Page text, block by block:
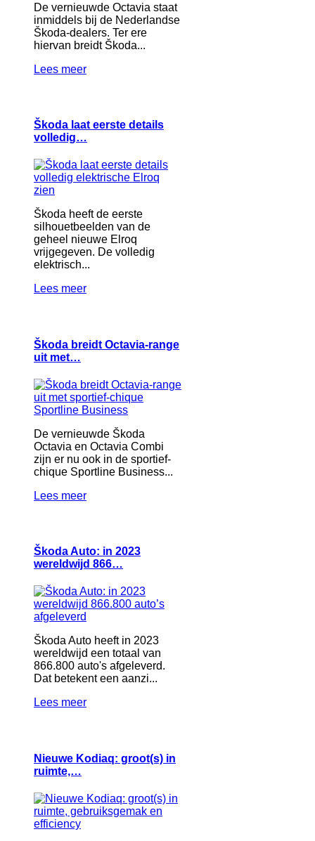
De vernieuwde Octavia staat
inmiddels bij de Nederlandse
Škoda-dealers. Ter ere
hiervan breidt Škoda...
Lees meer
Škoda laat eerste details
volledig…
Škoda heeft de eerste
silhouetbeelden van de
geheel nieuwe Elroq
vrijgegeven. De volledig
elektrisch...
Lees meer
Škoda breidt Octavia-range
uit met…
De vernieuwde Škoda
Octavia en Octavia Combi
zijn er nu ook in de sportief-
chique Sportline Business...
Lees meer
Škoda Auto: in 2023
wereldwijd 866…
Škoda Auto heeft in 2023
wereldwijd een totaal van
866.800 auto's afgeleverd.
Dat betekent een aanzi...
Lees meer
Nieuwe Kodiaq: groot(s) in
ruimte,…